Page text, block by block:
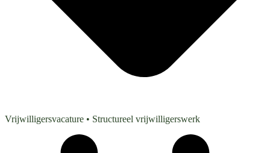
Vrijwilligersvacature • Structureel vrijwilligerswerk